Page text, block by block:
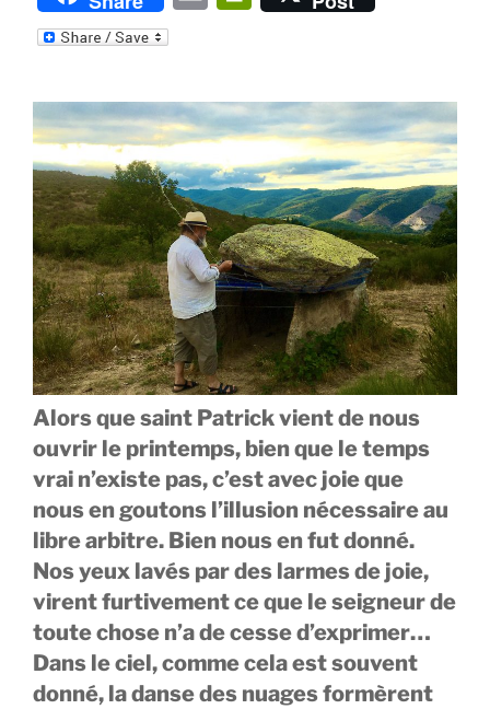
l
ri
Fr
ie
n
dl
y
Alors que saint Patrick vient de nous
ouvrir le printemps, bien que le temps
vrai n’existe pas, c’est avec joie que
nous en goutons l’illusion nécessaire au
libre arbitre. Bien nous en fut donné.
Nos yeux lavés par des larmes de joie,
virent furtivement ce que le seigneur de
toute chose n’a de cesse d’exprimer…
Dans le ciel, comme cela est souvent
donné, la danse des nuages formèrent